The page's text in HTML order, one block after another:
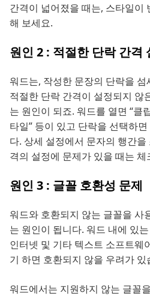
간격이 넓어졌을 때는, 스타일이
해 보세요.
원인 2 : 적절한 단락 간격
워드는, 작성한 문장의 단락을
적절한 단락 간격이 설정되지 않
는 원인이 되죠. 워드를 열면 “클
타일” 등이 있고 단락을 선택하
다. 상세 설정에서 문자의 행간
격의 설정에 문제가 있을 때는 체
원인 3 : 글꼴 호환성 문제
워드와 호환되지 않는 글꼴을 사
는 원인이 됩니다. 워드 내에 있
인터넷 및 기타 텍스트 소프트웨
기 하면 호환되지 않을 우려가 있
워드에서는 지원하지 않는 글꼴